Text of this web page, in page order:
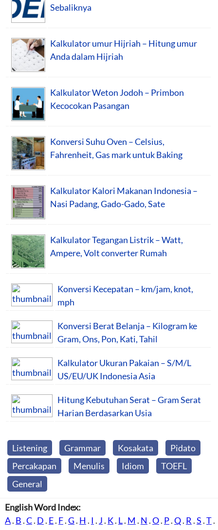
Sebaliknya
Kalkulator umur Hijriah – Hitung umur
Anda dalam Hijriah
Kalkulator Weton Jodoh – Primbon
Kecocokan Pasangan
Konversi Suhu Oven – Celsius,
Fahrenheit, Gas mark untuk Baking
Kalkulator Kalori Makanan Indonesia –
Nasi Padang, Gado-Gado, Sate
Kalkulator Tegangan Listrik – Watt,
Ampere, Volt converter Rumah
Konversi Kecepatan – km/jam, knot,
mph
Konversi Berat Belanja – Kilogram ke
Gram, Ons, Pon, Kati, Tahil
Kalkulator Ukuran Pakaian – S/M/L
US/EU/UK Indonesia Asia
Hitung Kebutuhan Serat – Gram Serat
Harian Berdasarkan Usia
Listening Grammar Kosakata
Pidato
Percakapan
Menulis Idiom
TOEFL
General
English Word Index:
A. B .C. D . E. F.G. H . I . J . K. L. M . N .O. P.Q. R .S .T.